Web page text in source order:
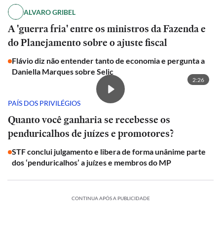
ALVARO GRIBEL
A 'guerra fria' entre os ministros da Fazenda e
do Planejamento sobre o ajuste fiscal
Flávio diz não entender tanto de economia e pergunta a
Daniella Marques sobre Selic
2:26
PAÍS DOS PRIVILÉGIOS
Quanto você ganharia se recebesse os
penduricalhos de juízes e promotores?
STF conclui julgamento e libera de forma unânime parte
dos ‘penduricalhos’ a juízes e membros do MP
CONTINUA APÓS A PUBLICIDADE